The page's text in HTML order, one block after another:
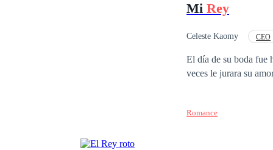
Mi Rey
Celeste Kaomy CEO
El día de su boda fue
veces le jurara su
Romance